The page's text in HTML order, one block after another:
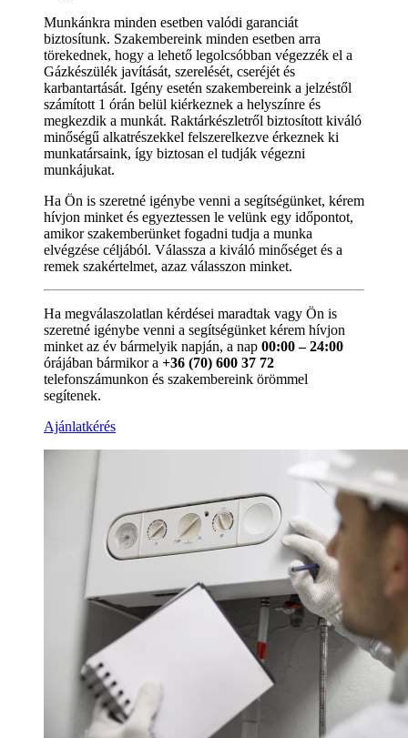
Munkánkra minden esetben valódi garanciát
biztosítunk. Szakembereink minden esetben arra
törekednek, hogy a lehető legolcsóbban végezzék el a
Gázkészülék javítását, szerelését, cseréjét és
karbantartását. Igény esetén szakembereink a jelzéstől
számított 1 órán belül kiérkeznek a helyszínre és
megkezdik a munkát. Raktárkészletről biztosított kiváló
minőségű alkatrészekkel felszerelkezve érkeznek ki
munkatársaink, így biztosan el tudják végezni
munkájukat.
Ha Ön is szeretné igénybe venni a segítségünket, kérem
hívjon minket és egyeztessen le velünk egy időpontot,
amikor szakemberünket fogadni tudja a munka
elvégzése céljából. Válassza a kiváló minőséget és a
remek szakértelmet, azaz válasszon minket.
Ha megválaszolatlan kérdései maradtak vagy Ön is
szeretné igénybe venni a segítségünket kérem hívjon
minket az év bármelyik napján, a nap 00:00 – 24:00
órájában bármikor a +36 (70) 600 37 72
telefonszámunkon és szakembereink örömmel
segítenek.
Ajánlatkérés